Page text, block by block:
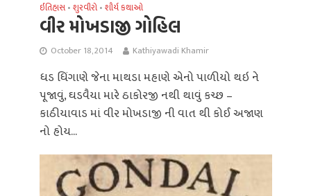
ઈતિહાસ • શુરવીરો • શૌર્ય કથાઓ
વીર મોખડાજી ગોહિલ
October 18, 2014 Kathiyawadi Khamir
ધડ ધિંગાણે જેના માથડા મહાણે એનો પાળીયો થઇ ને
પૂજાવું, ઘડવૈયા મારે ઠાકોરજી નથી થાવું કચ્છ –
કાઠીયાવાડ માં વીર મોખડાજી ની વાત થી કોઈ અજાણ
નો હોય...